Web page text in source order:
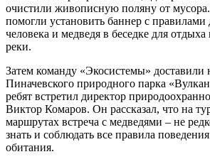
очистили живописную поляну от
помогли установить баннер с правилами
человека и медведя в беседке для
реки.
Затем команду «Экосистемы» доставили
Пиначевского природного парка
ребят встретил директор
Виктор Комаров. Он рассказал, что на
маршрутах встреча с медведями – не
знать и соблюдать все правила
обитания.